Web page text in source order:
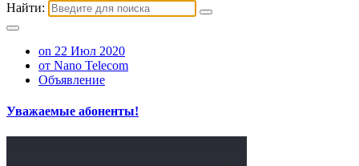
Найти:
on 22 Июл 2020
от Nano Telecom
Объявление
Уважаемые абоненты!